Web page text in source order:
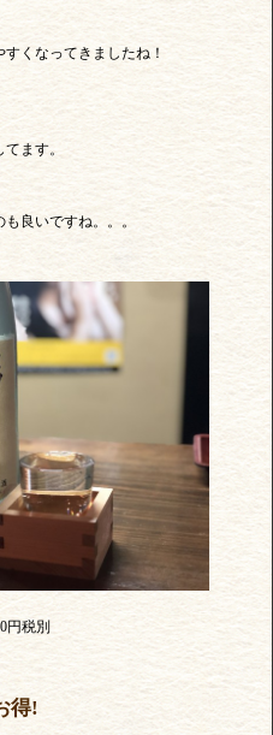
くなってきましたね！
ます。
良いですね。。。
税別
得!